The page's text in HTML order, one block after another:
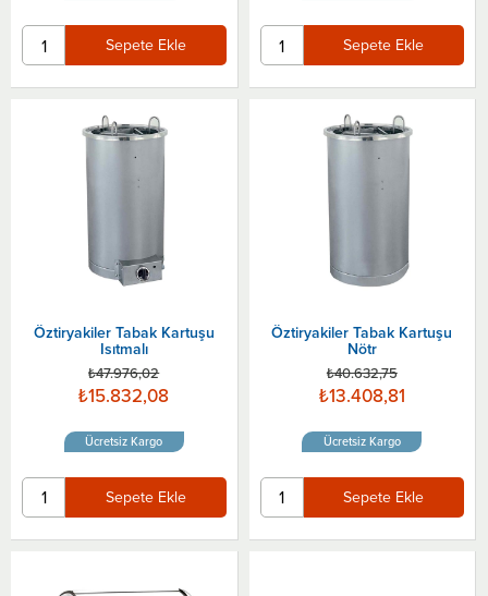
Sepete Ekle Sepete Ekle
Öztiryakiler Tabak Kartuşu
Isıtmalı
₺15.832,08
₺47.976,02
Sepete Ekle
Ücretsiz Kargo
Öztiryakiler Tabak Kartuşu
Nötr
₺13.408,81
₺40.632,75
Sepete Ekle
Ücretsiz Kargo